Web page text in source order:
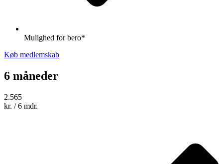
Mulighed for bero*
Køb medlemskab
6 måneder
2.565
kr. / 6 mdr.